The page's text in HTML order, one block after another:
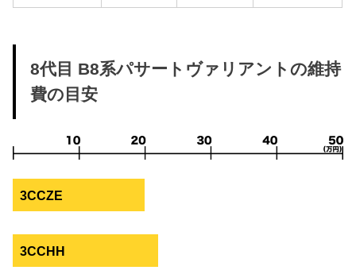
8代目 B8系パサートヴァリアントの維持
費の目安
3CCZE
3CCHH